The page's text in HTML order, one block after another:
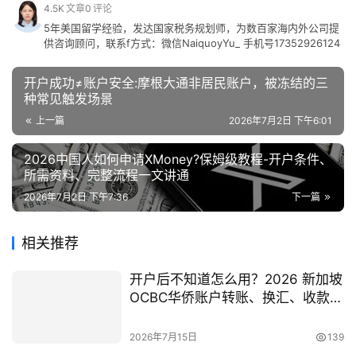
4.5K 文章0 评论
5年美国留学经验，发达国家税务规划师，为数百家海内外公司提
供咨询顾问，联系f方式：微信NaiquoyYu_ 手机号17352926124
开户成功≠账户安全:摩根大通非居民账户，被冻结的三
种常见触发场景
上一篇 2026年7月2日 下午6:01
2026中国人如何申请XMoney?保姆级教程-开户条件、
所需资料、完整流程一文讲通
下一篇
2026年7月2日 下午7:36
相关推荐
开户后不知道怎么用？2026 新加坡
OCBC华侨账户转账、换汇、收款操
2026年7月15日 139